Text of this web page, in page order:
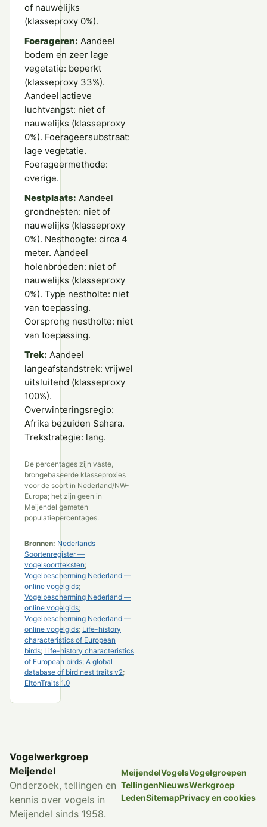
of nauwelijks
(klasseproxy 0%).
Foerageren: Aandeel
bodem en zeer lage
vegetatie: beperkt
(klasseproxy 33%).
Aandeel actieve
luchtvangst: niet of
nauwelijks (klasseproxy
0%). Foerageersubstraat:
lage vegetatie.
Foerageermethode:
overige.
Nestplaats: Aandeel
grondnesten: niet of
nauwelijks (klasseproxy
0%). Nesthoogte: circa 4
meter. Aandeel
holenbroeden: niet of
nauwelijks (klasseproxy
0%). Type nestholte: niet
van toepassing.
Oorsprong nestholte: niet
van toepassing.
Trek: Aandeel
langeafstandstrek: vrijwel
uitsluitend (klasseproxy
100%).
Overwinteringsregio:
Afrika bezuiden Sahara.
Trekstrategie: lang.
De percentages zijn vaste,
brongebaseerde klasseproxies
voor de soort in Nederland/NW-
Europa; het zijn geen in
Meijendel gemeten
populatiepercentages.
Bronnen: Nederlands
Soortenregister —
vogelsoortteksten;
Vogelbescherming Nederland —
online vogelgids;
Vogelbescherming Nederland —
online vogelgids;
Vogelbescherming Nederland —
online vogelgids; Life-history
characteristics of European
birds; Life-history characteristics
of European birds; A global
database of bird nest traits v2;
EltonTraits 1.0
Vogelwerkgroep
Meijendel
Onderzoek, tellingen en
kennis over vogels in
Meijendel sinds 1958.
MeijendelVogelsVogelgroepen
TellingenNieuwsWerkgroep
LedenSitemapPrivacy en cookies